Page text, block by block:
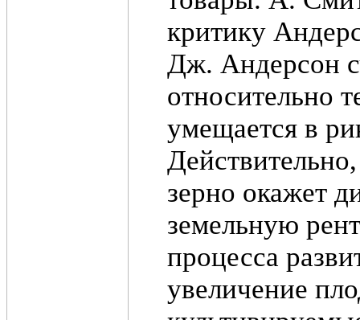
критику
Дж. Андерсон
относительно
умещается в
зерно окажет
земельную
процесса
увеличение